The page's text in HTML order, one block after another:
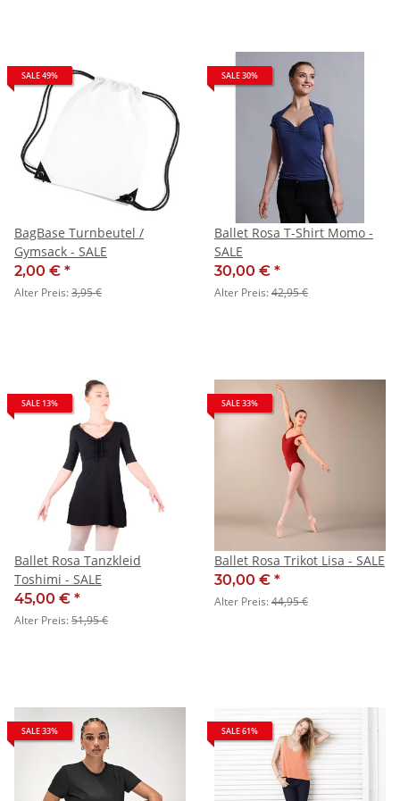
SALE 49%
BagBase Turnbeutel /
Gymsack - SALE
2,00 € *
Alter Preis:3,95 €
SALE 30%
Ballet Rosa T-Shirt Momo -
SALE
30,00 € *
Alter Preis:42,95 €
SALE 13%
Ballet Rosa Tanzkleid
Toshimi - SALE
45,00 € *
Alter Preis:51,95 €
SALE 33%
Ballet Rosa Trikot Lisa - SALE
30,00 € *
Alter Preis:44,95 €
SALE 33% SALE 61%